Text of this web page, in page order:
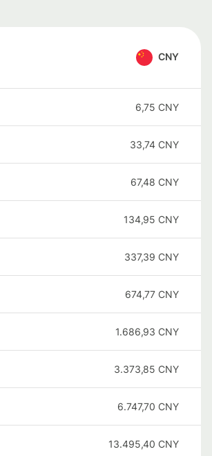
CNY
6,75 CNY
33,74 CNY
67,48 CNY
134,95 CNY
337,39 CNY
674,77 CNY
1.686,93 CNY
3.373,85 CNY
6.747,70 CNY
13.495,40 CNY